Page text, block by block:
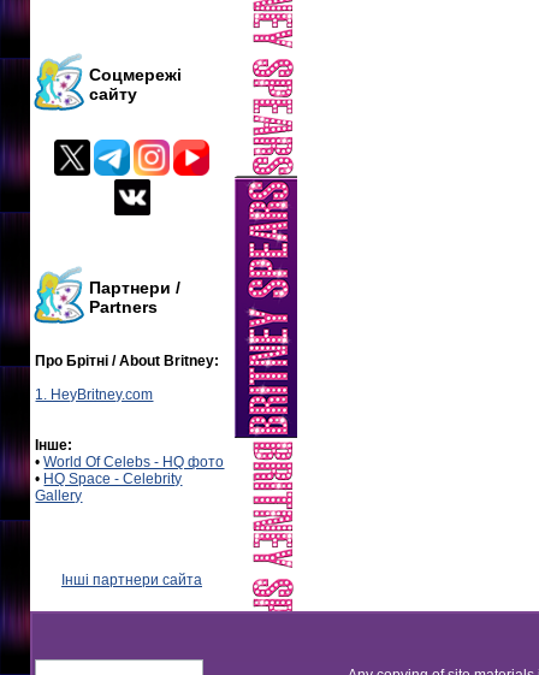
Соцмережі
сайту
Партнери /
Partners
Про Брітні / About Britney:
1. HeyBritney.com
Інше:
•World Of Celebs - HQ фото
• HQ Space - Celebrity
Gallery
Інші партнери сайта